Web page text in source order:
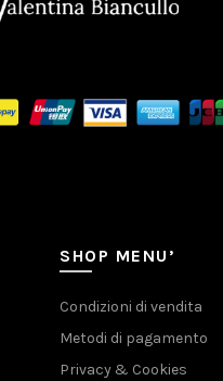
SHOP MENU’
Condizioni di vendita
Metodi di pagamento
Privacy & Cookies